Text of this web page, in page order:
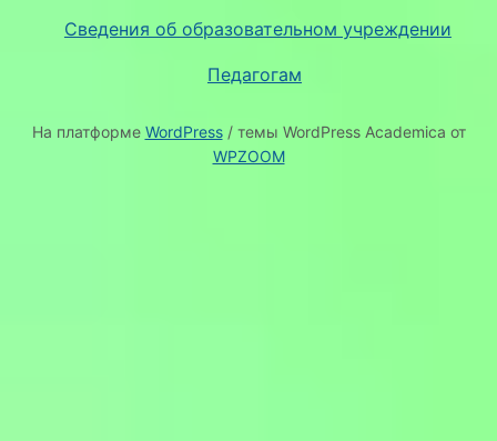
Сведения об образовательном учреждении
Педагогам
На платформе WordPress/ темы WordPress Academica от
WPZOOM